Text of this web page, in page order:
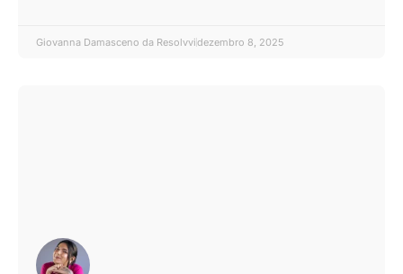
Giovanna Damasceno da Resolvvidezembro 8, 2025